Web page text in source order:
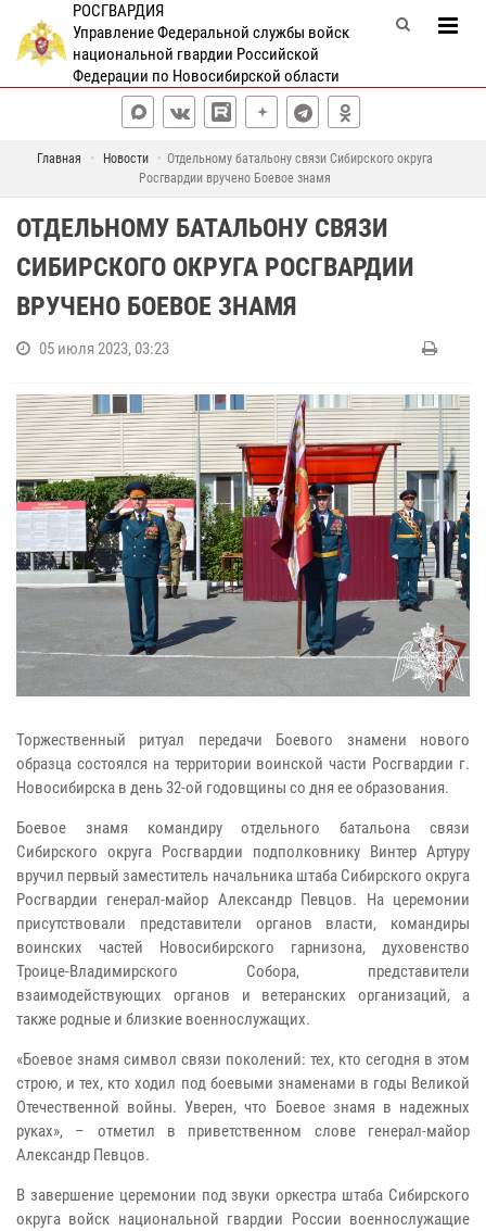
РОСГВАРДИЯ
Управление Федеральной службы войск
национальной гвардии Российской
Федерации по Новосибирской области
Главная Новости
Отдельному батальону связи Сибирского округа
Росгвардии вручено Боевое знамя
ОТДЕЛЬНОМУ БАТАЛЬОНУ СВЯЗИ
СИБИРСКОГО ОКРУГА РОСГВАРДИИ
ВРУЧЕНО БОЕВОЕ ЗНАМЯ
05 июля 2023, 03:23
Торжественный ритуал передачи Боевого знамени нового
образца состоялся на территории воинской части Росгвардии г.
Новосибирска в день 32-ой годовщины со дня ее образования.
Боевое знамя командиру отдельного батальона связи
Сибирского округа Росгвардии подполковнику Винтер Артуру
вручил первый заместитель начальника штаба Сибирского округа
Росгвардии генерал-майор Александр Певцов. На церемонии
присутствовали представители органов власти, командиры
воинских частей Новосибирского гарнизона, духовенство
Троице-Владимирского Собора, представители
взаимодействующих органов и ветеранских организаций, а
также родные и близкие военнослужащих.
«Боевое знамя символ связи поколений: тех, кто сегодня в этом
строю, и тех, кто ходил под боевыми знаменами в годы Великой
Отечественной войны. Уверен, что Боевое знамя в надежных
руках», – отметил в приветственном слове генерал-майор
Александр Певцов.
В завершение церемонии под звуки оркестра штаба Сибирского
округа войск национальной гвардии России военнослужащие